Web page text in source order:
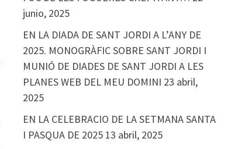
junio, 2025
EN LA DIADA DE SANT JORDI A L’ANY DE
2025. MONOGRÀFIC SOBRE SANT JORDI I
MUNIÓ DE DIADES DE SANT JORDI A LES
PLANES WEB DEL MEU DOMINI 23 abril,
2025
EN LA CELEBRACIO DE LA SETMANA SANTA
I PASQUA DE 2025 13 abril, 2025